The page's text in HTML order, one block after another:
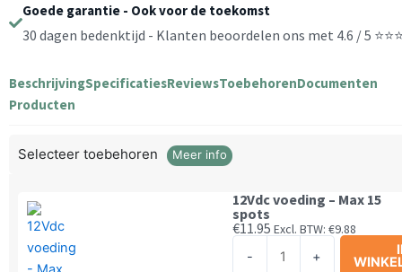
25
stuks
Extra
klein
Draadloos
Zigbee
Goede garantie - Ook voor de toekomst
30 dagen bedenktijd - Klanten beoordelen ons met 4.6 / 5
BeschrijvingSpecificatiesReviewsToebehorenDocumenten
Producten
Selecteer toebehoren Meer info
12Vdc voeding – Max 15
spots
€11.95 Excl. BTW: €9.88
-
+